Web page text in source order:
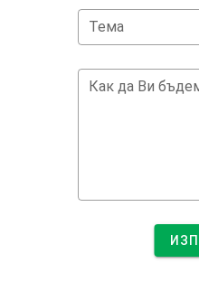
Тема
Как да Ви